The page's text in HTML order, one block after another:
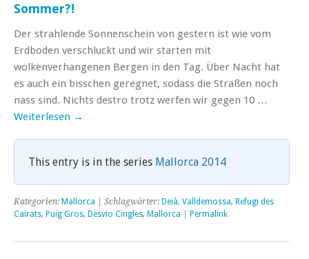
Sommer?!
Der strahlende Sonnenschein von gestern ist wie vom
Erdboden verschluckt und wir starten mit
wolkenverhangenen Bergen in den Tag. Über Nacht hat
es auch ein bisschen geregnet, sodass die Straßen noch
nass sind. Nichts destro trotz werfen wir gegen 10 …
Weiterlesen →
This entry is in the series Mallorca 2014
Kategorien: Mallorca | Schlagwörter: Deià, Valldemossa, Refugi des
Cairats, Puig Gros, Desvio Cingles, Mallorca Permalink